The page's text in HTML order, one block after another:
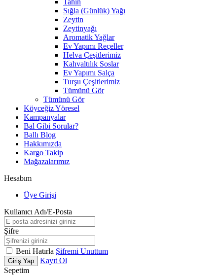
Tahin
Sığla (Günlük) Yağı
Zeytin
Zeytinyağı
Aromatik Yağlar
Ev Yapımı Reçeller
Helva Çeşitlerimiz
Kahvaltılık Soslar
Ev Yapımı Salça
Turşu Çeşitlerimiz
Tümünü Gör
Tümünü Gör
Köyceğiz Yöresel
Kampanyalar
Bal Gibi Sorular?
Ballı Blog
Hakkımızda
Kargo Takip
Mağazalarımız
Hesabım
Üye Girişi
Kullanıcı Adı/E-Posta
Şifre
Beni Hatırla Şifremi Unuttum
Giriş Yap
Kayıt Ol
Sepetim